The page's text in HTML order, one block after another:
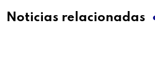
Noticias relacionadas